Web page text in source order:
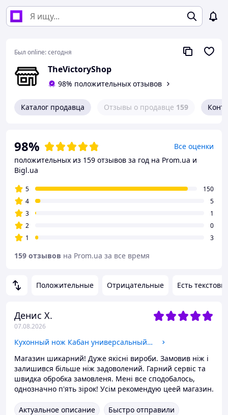
Был online:сегодня
TheVictoryShop
98% положительных отзывов
Каталог продавца Отзывы о продавце 159
Положительные Отрицательные Есть
Денис Х.
07.08.2026
Кухонный нож Кабан универсальный 24 см для мяса и овощей, острый нож для кухни с деревянной рукояткой и гравировкой et4yjg
Магазин шикарний! Дуже якісні вироби. Замовив ніж і
залишився більше ніж задоволений. Гарний сервіс та
швидка обробка замовленя. Мені все сподобалось,
однозначно п'ять зірок! Усім рекомендую цеей магазин.
Актуальное описание
Быстро отправили
98%
Все оценки
положительных из 159 отзывов за год на Prom.ua и
Bigl.ua
5
150
4
5
3
1
2
0
1
3
159 отзывов на Prom.ua за все время